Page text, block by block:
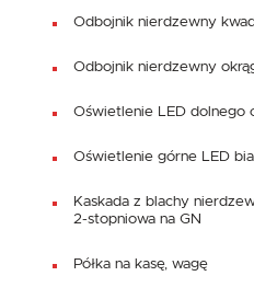
Odbojnik nierdzewny
Odbojnik nierdzewny
Oświetlenie LED dolnego
Oświetlenie górne LED
Kaskada z blachy
2-stopniowa na GN
Półka na kasę, wagę